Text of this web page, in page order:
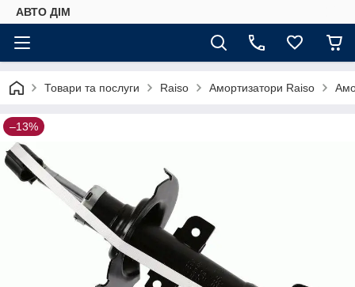
АВТО ДIМ
Товари та послуги Raiso Амортизатори Raiso
–13%